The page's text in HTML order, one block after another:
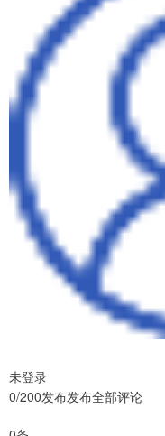
未登录
0/200发布发布全部评论